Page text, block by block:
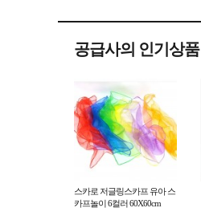
공급사의 인기상품
스카로 저글링스카프 유아 스
카프놀이 6컬러 60X60cm